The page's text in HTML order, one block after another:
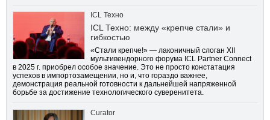
ICL Техно
ICL Техно: между «крепче стали» и
гибкостью
«Стали крепче!» — лаконичный слоган XII
мультивендорного форума ICL Partner Connect
в 2025 г. приобрел особое значение. Это не просто констатация
успехов в импортозамещении, но и, что гораздо важнее,
демонстрация реальной готовности к дальнейшей напряженной
борьбе за достижение технологического суверенитета.
Curator